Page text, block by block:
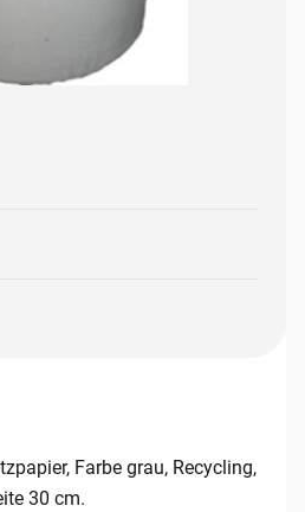
Farbe grau, Recycling,
30 cm.